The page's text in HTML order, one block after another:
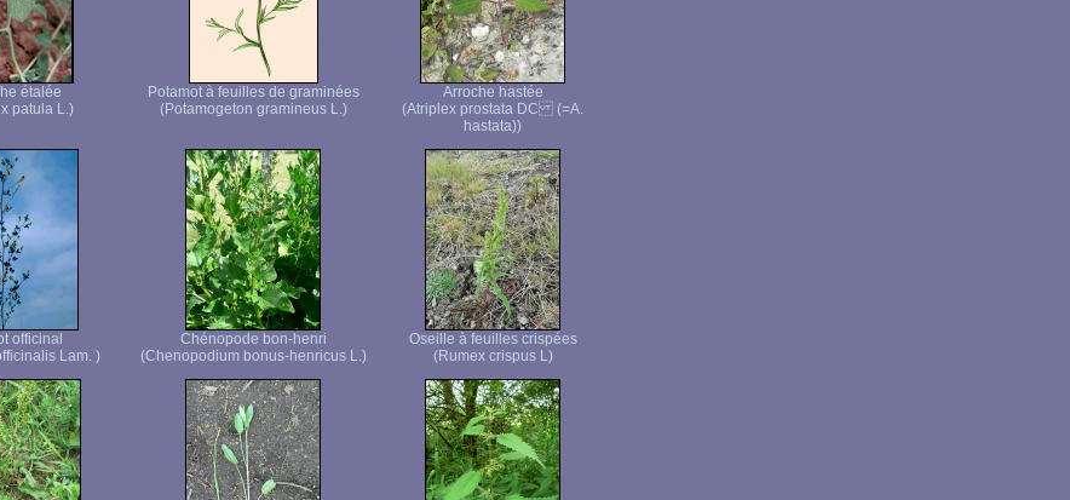
étalée
patula L.)
Potamot à feuilles de graminées
(Potamogeton gramineus L.)
Arroche hastée
(Atriplex prostata DC (=A.
hastata))
officinal
Lam. )
Chénopode bon-henri
(Chenopodium bonus-henricus L.)
Oseille à feuilles crispées
(Rumex crispus L)